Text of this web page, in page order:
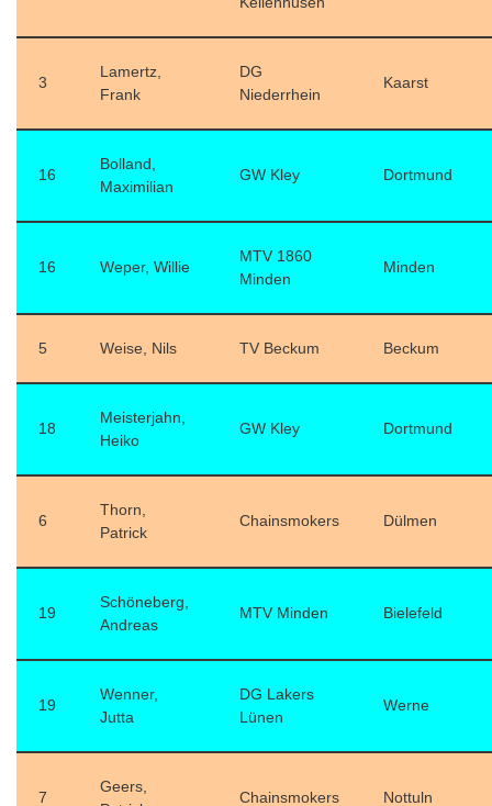
3
Lamertz,
Frank
DG
Niederrhein
Kaarst
16
Bolland,
Maximilian
GW Kley Dortmund
16 Weper, Willie
MTV 1860
Minden
Minden
5 Weise, Nils TV Beckum Beckum
18
Meisterjahn,
Heiko
GW Kley Dortmund
6
Thorn,
Patrick
Chainsmokers Dülmen
19
Schöneberg,
Andreas
MTV Minden Bielefeld
19
Wenner,
Jutta
DG Lakers
Lünen
Werne
7
Geers,
Chainsmokers Nottuln